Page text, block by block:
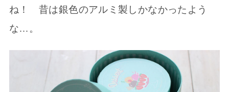
ね！ 昔は銀色のアルミ製しかなかったよう
な…。